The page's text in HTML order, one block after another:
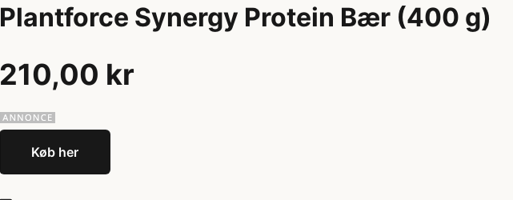
Plantforce Synergy Protein Bær (400 g)
210,00 kr
Køb her